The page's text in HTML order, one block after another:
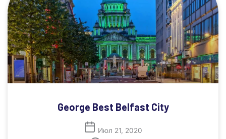
George Best Belfast City
Июл 21, 2020